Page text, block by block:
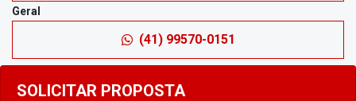
SOLICITAR PROPOSTA
Geral
(41) 99570-0151